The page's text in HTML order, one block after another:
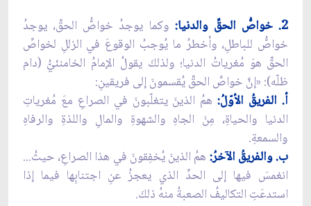
2. خواصُّ الحقِّ والدنيا:
وكما يوجدُ خواصُّ الحقِّ، يوجدُ
خواصُّ للباطلِ، وأخطرُ ما يُوجبُ الوقوعَ في الزللِ لخواصِّ
الحقِّ هوَ مُغرياتُ الدنيا؛ ولذلكَ يقولُ الإمامُ الخامنئيُّ (دام
ظلّه): «إنَّ خواصَّ الحقِّ يُقسمونَ إلى فريقينِ:
أ. الفريقُ الأوّلُ:همُ الذينَ يتغلّبونَ في الصراعِ معَ مُغرياتِ
الدنيا والحياةِ، مِنَ الجاهِ والشهوةِ والمالِ واللذةِ والرفاهِ
والسمعةِ.
ب. والفريقُ الآخرُ: همُ الذينَ يُخفِقونَ في هذا الصراعِ، حيثُ...
انغمسَ فيها إلى الحدِّ الذي يعجزُ عنِ اجتنابِها فيما إذا
استدعَتِ التكاليفُ الصعبةُ منهُ ذلكَ.